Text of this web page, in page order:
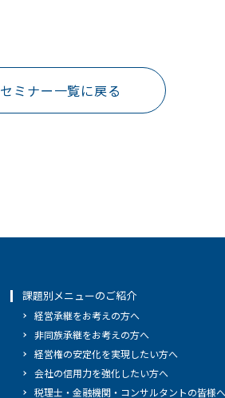
セミナー一覧に戻る
課題別メニューのご紹介
経営承継をお考えの方へ
非同族承継をお考えの方へ
経営権の安定化を実現したい方へ
会社の信用力を強化したい方へ
税理士・金融機関・コンサルタントの皆様へ